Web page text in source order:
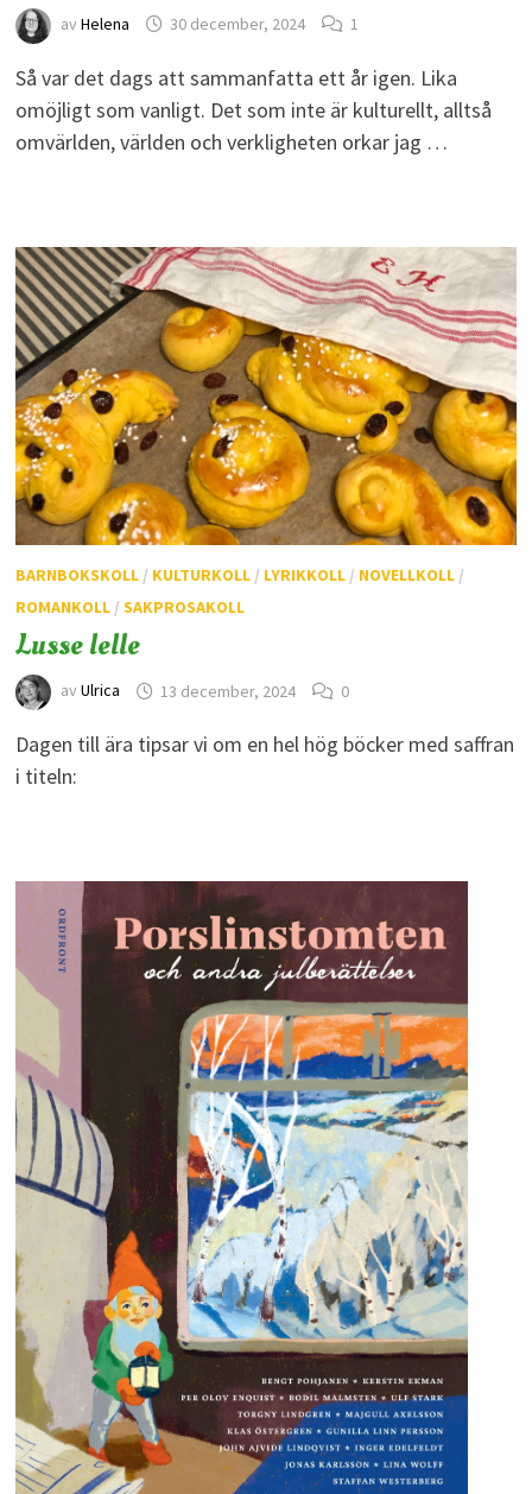
av Helena 30 december, 2024 1
Så var det dags att sammanfatta ett år igen. Lika
omöjligt som vanligt. Det som inte är kulturellt, alltså
omvärlden, världen och verkligheten orkar jag …
BARNBOKSKOLL/ KULTURKOLL/ LYRIKKOLL/ NOVELLKOLL/
ROMANKOLL/ SAKPROSAKOLL
Lusse lelle
av Ulrica 13 december, 2024 0
Dagen till ära tipsar vi om en hel hög böcker med saffran
i titeln: